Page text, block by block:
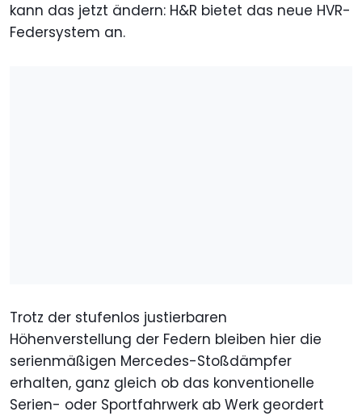
kann das jetzt ändern: H&R bietet das neue HVR-
Federsystem an.
Trotz der stufenlos justierbaren
Höhenverstellung der Federn bleiben hier die
serienmäßigen Mercedes-Stoßdämpfer
erhalten, ganz gleich ob das konventionelle
Serien- oder Sportfahrwerk ab Werk geordert